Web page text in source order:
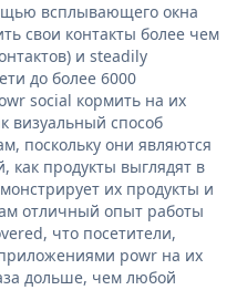
всплывающего окна
свои контакты более чем
и steadily
до более 6000
social кормить на их
визуальный способ
поскольку они являются
продукты выглядят в
их продукты и
отличный опыт работы
что посетители,
powr на их
дольше, чем любой